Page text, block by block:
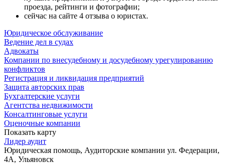
проезда, рейтинги и фотографии;
сейчас на сайте 4 отзыва о юристах.
Юридическое обслуживание
Ведение дел в судах
Адвокаты
Компании по внесудебному и досудебному урегулированию
конфликтов
Регистрация и ликвидация предприятий
Защита авторских прав
Бухгалтерские услуги
Агентства недвижимости
Консалтинговые услуги
Оценочные компании
Показать карту
Лидер аудит
Юридическая помощь, Аудиторские компании ул. Федерации,
4А, Ульяновск